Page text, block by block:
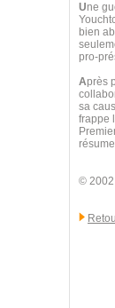
Une
bien
pro-
Après
sa
frappe
©